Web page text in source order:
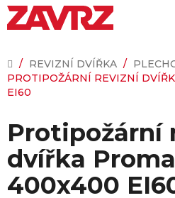
Přejít
na
DOMŮ
/ REVIZNÍ DVÍŘKA /
PROTIPOŽÁRNÍ REVIZNÍ
EI60
Protipožární
dvířka
400x400